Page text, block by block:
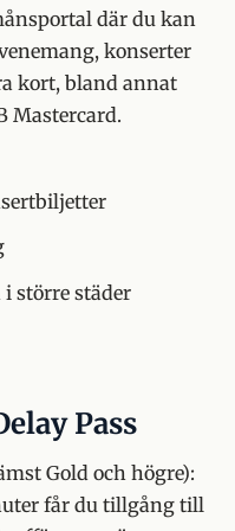
där du kan
konserter
kort, bland annat
Mastercard.
större städer
Pass
Gold och högre):
får du tillgång till